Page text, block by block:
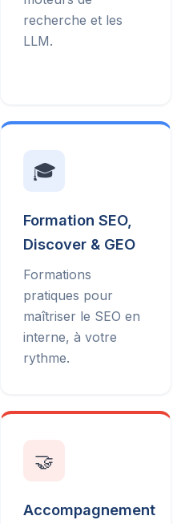
recherche et les
LLM.
🎓
Formation SEO,
Discover & GEO
Formations
pratiques pour
maîtriser le SEO en
interne, à votre
rythme.
🤝
Accompagnement